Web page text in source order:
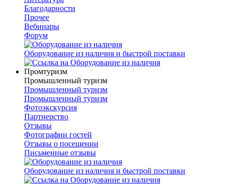
Благодарности
Прочее
Вебинары
Форум
Оборудование из наличия и быстрой поставки
Промтуризм
Промышленный туризм
Промышленный туризм
Промышленный туризм
Фотоэкскурсия
Партнерство
Отзывы
Фотографии гостей
Отзывы о посещении
Письменные отзывы
Оборудование из наличия и быстрой поставки